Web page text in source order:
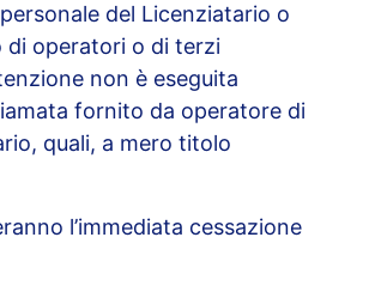
del Licenziatario o
di operatori o di terzi
non è eseguita
fornito da operatore di
quali, a mero titolo
l’immediata cessazione